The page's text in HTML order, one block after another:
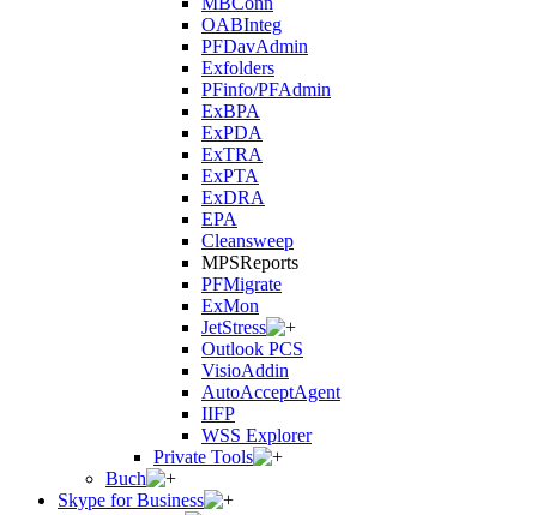
OABInteg
PFDavAdmin
Exfolders
PFinfo/PFAdmin
ExBPA
ExPDA
ExTRA
ExPTA
ExDRA
EPA
Cleansweep
MPSReports
PFMigrate
ExMon
JetStress
Outlook PCS
VisioAddin
AutoAcceptAgent
IIFP
WSS Explorer
Private Tools
Buch
Skype for Business